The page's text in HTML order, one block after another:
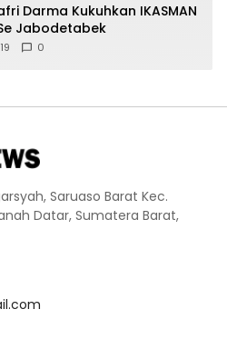
Darma Kukuhkan IKASMAN
Jabodetabek
0
Saruaso Barat Kec.
Datar, Sumatera Barat,